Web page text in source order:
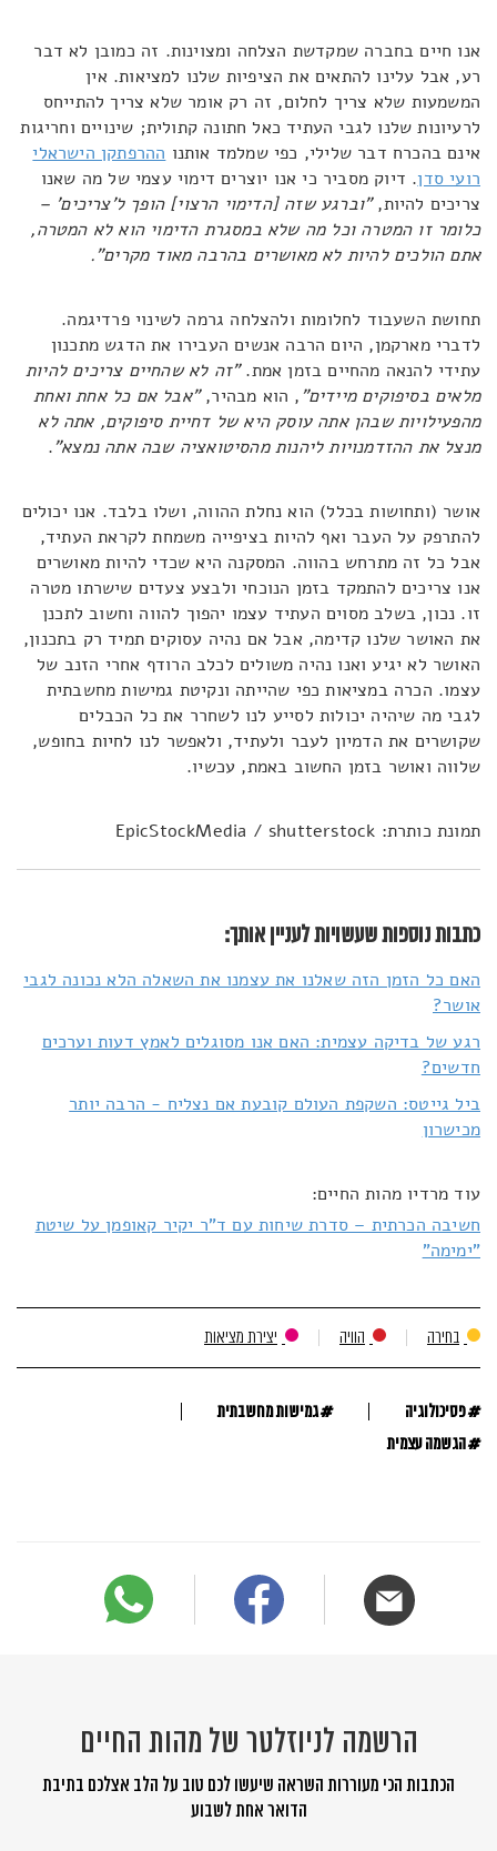
אנו חיים בחברה שמקדשת הצלחה ומצוינות. זה כמובן לא דבר
רע, אבל עלינו להתאים את הציפיות שלנו למציאות. אין
המשמעות שלא צריך לחלום, זה רק אומר שלא צריך להתייחס
לרעיונות שלנו לגבי העתיד כאל חתונה קתולית; שינויים וחריגות
אינם בהכרח דבר שלילי, כפי שמלמד אותנו ההרפתקן הישראלי
רועי סדן. דיוק מסביר כי אנו יוצרים דימוי עצמי של מה שאנו
צריכים להיות,"וברגע שזה [הדימוי הרצוי] הופך ל'צריכים' –
כלומר זו המטרה וכל מה שלא במסגרת הדימוי הוא לא המטרה,
אתם הולכים להיות לא מאושרים בהרבה מאוד מקרים".
תחושת השעבוד לחלומות ולהצלחה גרמה לשינוי פרדיגמה.
לדברי מארקמן, היום הרבה אנשים העבירו את הדגש מתכנון
עתידי להנאה מהחיים בזמן אמת."זה לא שהחיים צריכים להיות
מלאים בסיפוקים מיידים", הוא מבהיר,"אבל אם כל אחת ואחת
מהפעילויות שבהן אתה עוסק היא של דחיית סיפוקים, אתה לא
מנצל את ההזדמנויות ליהנות מהסיטואציה שבה אתה נמצא".
אושר (ותחושות בכלל) הוא נחלת ההווה, ושלו בלבד. אנו יכולים
להתרפק על העבר ואף להיות בציפייה משמחת לקראת העתיד,
אבל כל זה מתרחש בהווה. המסקנה היא שכדי להיות מאושרים
אנו צריכים להתמקד בזמן הנוכחי ולבצע צעדים שישרתו מטרה
זו. נכון, בשלב מסוים העתיד עצמו יהפוך להווה וחשוב לתכנן
את האושר שלנו קדימה, אבל אם נהיה עסוקים תמיד רק בתכנון,
האושר לא יגיע ואנו נהיה משולים לכלב הרודף אחרי הזנב של
עצמו. הכרה במציאות כפי שהייתה ונקיטת גמישות מחשבתית
לגבי מה שיהיה יכולות לסייע לנו לשחרר את כל הכבלים
שקושרים את הדמיון לעבר ולעתיד, ולאפשר לנו לחיות בחופש,
שלווה ואושר בזמן החשוב באמת, עכשיו.
תמונת כותרת: EpicStockMedia / shutterstock
כתבות נוספות שעשויות לעניין אותך:
האם כל הזמן הזה שאלנו את עצמנו את השאלה הלא נכונה לגבי
אושר?
רגע של בדיקה עצמית: האם אנו מסוגלים לאמץ דעות וערכים
חדשים?
ביל גייטס: השקפת העולם קובעת אם נצליח - הרבה יותר
מכישרון
עוד מרדיו מהות החיים:
חשיבה הכרתית – סדרת שיחות עם ד"ר יקיר קאופמן על שיטת
"ימימה"
בחירה הוויה יצירת מציאות
#פסיכולוגיה #גמישות מחשבתית
#הגשמה עצמית
הרשמה לניוזלטר של מהות החיים
הכתבות הכי מעוררות השראה שיעשו לכם טוב על הלב אצלכם בתיבת
הדואר אחת לשבוע